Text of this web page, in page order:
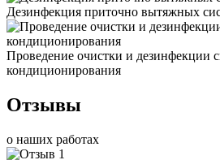
Дезинфекция приточно вытяжных
Проведение очистки и дезинфекции
кондиционирования
Отзывы
о наших работах